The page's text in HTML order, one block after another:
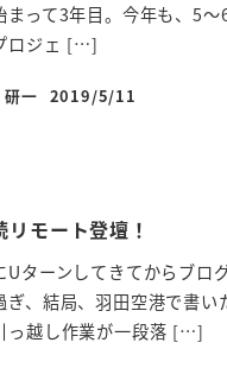
まって3年目。今年も、5
ロジェ […]
一
投稿日
2019/5/11
リモート登壇！
Uターンしてきてからブロ
ぎ、結局、羽田空港で書
っ越し作業が一段落 […]